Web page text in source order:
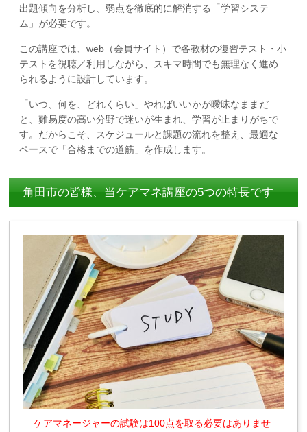
出題傾向を分析し、弱点を徹底的に解消する「学習システ
ム」が必要です。
この講座では、web（会員サイト）で各教材の復習テスト・小
テストを視聴／利用しながら、スキマ時間でも無理なく進め
られるように設計しています。
「いつ、何を、どれくらい」やればいいかが曖昧なままだ
と、難易度の高い分野で迷いが生まれ、学習が止まりがちで
す。だからこそ、スケジュールと課題の流れを整え、最適な
ペースで「合格までの道筋」を作成します。
角田市の皆様、当ケアマネ講座の5つの特長です
ケアマネージャーの試験は100点を取る必要はありませ